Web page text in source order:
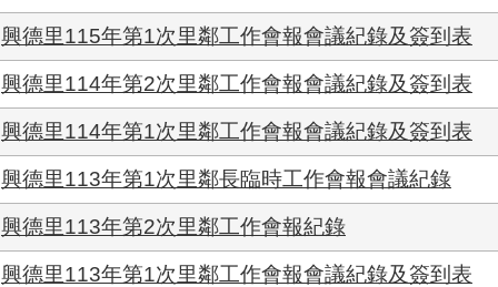
興德里115年第1次里鄰工作會報會議紀錄及簽到表
興德里114年第2次里鄰工作會報會議紀錄及簽到表
興德里114年第1次里鄰工作會報會議紀錄及簽到表
興德里113年第1次里鄰長臨時工作會報會議紀錄
興德里113年第2次里鄰工作會報紀錄
興德里113年第1次里鄰工作會報會議紀錄及簽到表